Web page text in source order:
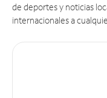
de deportes y noticias
internacionales a